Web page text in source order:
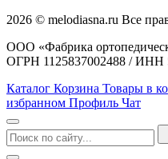
2026 © melodiasna.ru Все
ООО «Фабрика
ОГРН 1125837002488 / ИНН
Каталог Корзина Товары в
избранном Профиль Чат